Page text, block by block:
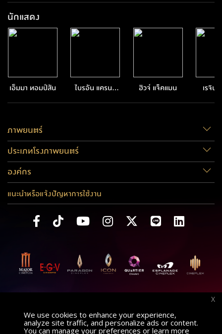
We use cookies to enhance your experience,
analyze site traffic, and personalize ads or content.
You can manage your preferences or learn more
X
นักแสดง
เอ็มมา ทอมป์สัน
ไบรอัน แครนส
ตัน
ฮิวจ์ แจ็คแมน เรจิน่
ภาพยนตร์
ประเภทโรงภาพยนตร์
องค์กร
แนะนำหรือแจ้งปัญหาการใช้งาน